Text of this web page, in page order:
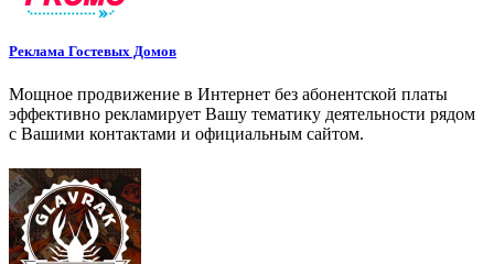
Реклама Гостевых Домов
Мощное продвижение в Интернет без абонентской платы
эффективно рекламирует Вашу тематику деятельности рядом
с Вашими контактами и официальным сайтом.